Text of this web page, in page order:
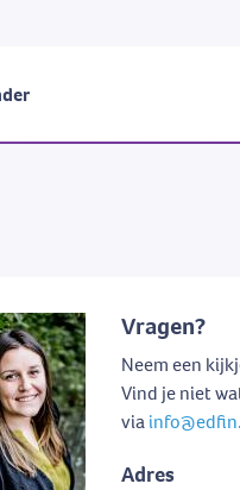
Vragen?
Neem een
Vind je niet
via
Adres